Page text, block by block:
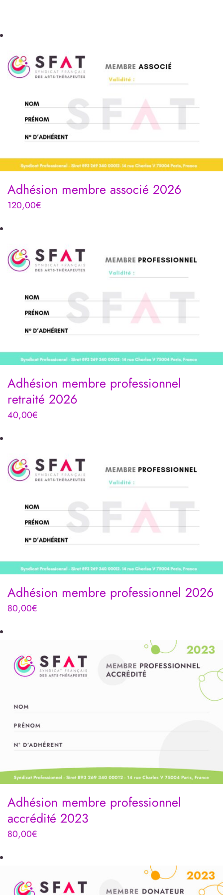
Adhésion membre associé 2026
120,00€
Adhésion membre professionnel
retraité 2026
40,00€
Adhésion membre professionnel 2026
80,00€
Adhésion membre professionnel
accrédité 2023
80,00€